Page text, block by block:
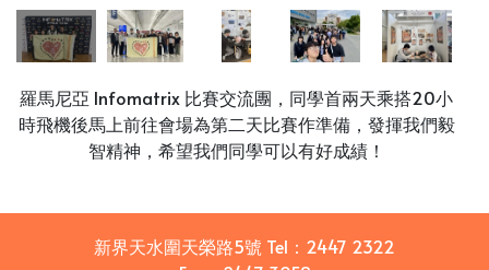
羅馬尼亞 Infomatrix 比賽交流團，同學首兩天乘搭20小
時飛機後馬上前往會場為第二天比賽作準備，發揮我們毅
智精神，希望我們同學可以有好成績！
新界天水圍天榮路5號 Tel： 2447 2322